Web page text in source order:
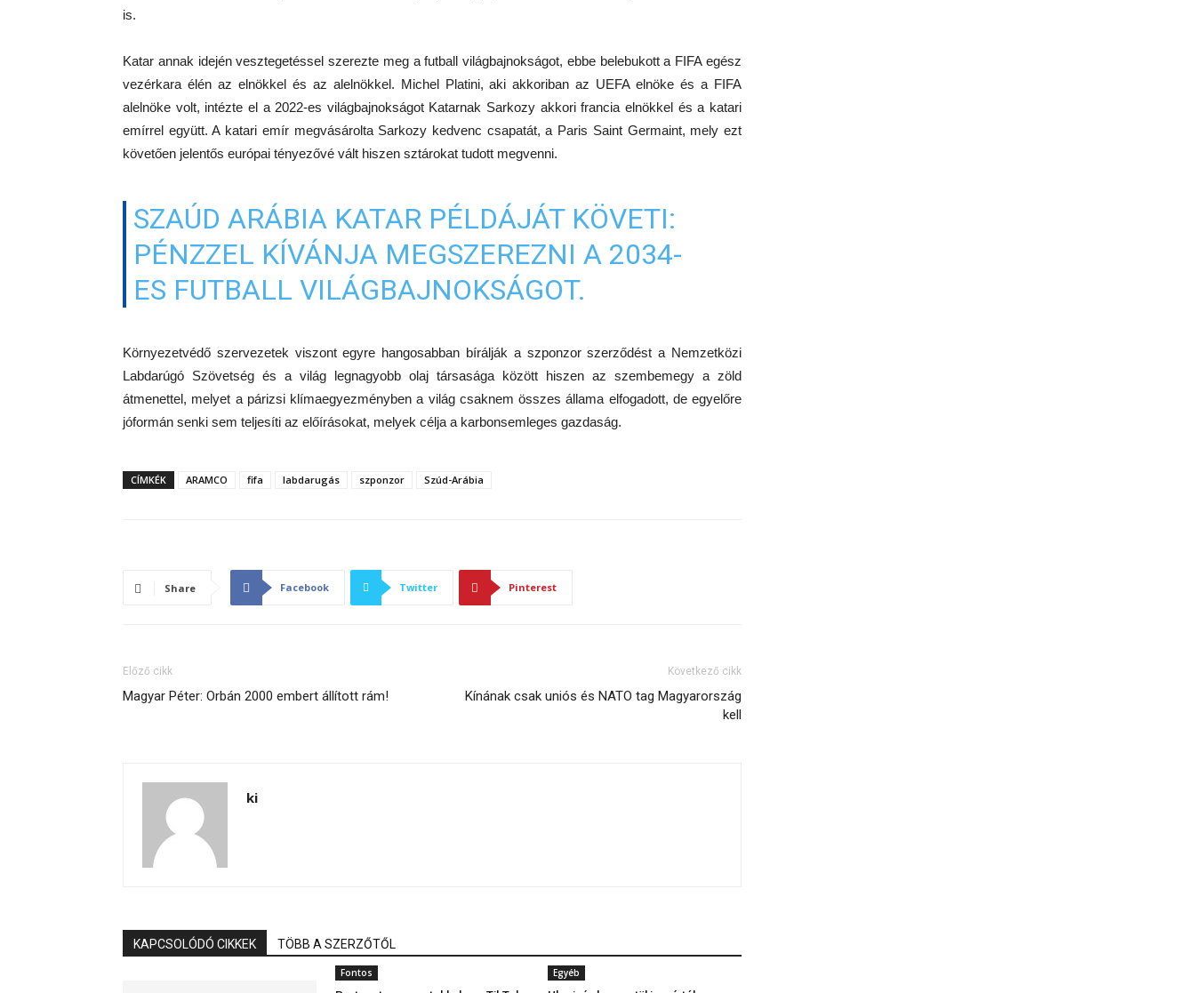
is.
Katar annak idején vesztegetéssel szerezte meg a futball világbajnokságot, ebbe belebukott a FIFA egész
vezérkara élén az elnökkel és az alelnökkel. Michel Platini, aki akkoriban az UEFA elnöke és a FIFA
alelnöke volt, intézte el a 2022-es világbajnokságot Katarnak Sarkozy akkori francia elnökkel és a katari
emírrel együtt. A katari emír megvásárolta Sarkozy kedvenc csapatát, a Paris Saint Germaint, mely ezt
követően jelentős európai tényezővé vált hiszen sztárokat tudott megvenni.
SZAÚD ARÁBIA KATAR PÉLDÁJÁT KÖVETI:
PÉNZZEL KÍVÁNJA MEGSZEREZNI A 2034-
ES FUTBALL VILÁGBAJNOKSÁGOT.
Környezetvédő szervezetek viszont egyre hangosabban bírálják a szponzor szerződést a Nemzetközi
Labdarúgó Szövetség és a világ legnagyobb olaj társasága között hiszen az szembemegy a zöld
átmenettel, melyet a párizsi klímaegyezményben a világ csaknem összes állama elfogadott, de egyelőre
jóformán senki sem teljesíti az előírásokat, melyek célja a karbonsemleges gazdaság.
CÍMKÉK ARAMCO fifa labdarugás szponzor Szúd-Arábia
Share Facebook Twitter Pinterest
Előző cikk
Magyar Péter: Orbán 2000 embert állított rám!
Következő cikk
Kínának csak uniós és NATO tag Magyarország
kell
ki
KAPCSOLÓDÓ CIKKEK TÖBB A SZERZŐTŐL
Fontos Egyéb